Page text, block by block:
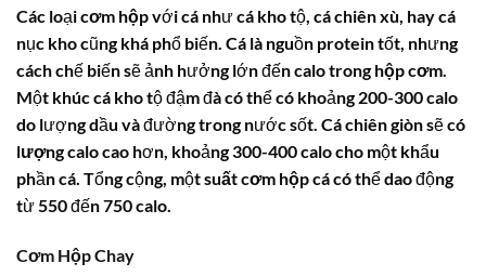
Các loạicơm hộpvới cá như cá kho tộ, cá chiên xù, hay cá
nục kho cũng khá phổ biến. Cá là nguồn protein tốt, nhưng
cách chế biến sẽ ảnh hưởng lớn đếncalo trong hộp cơm.
Một khúc cá kho tộ đậm đà có thể có khoảng 200-300 calo
do lượng dầu và đường trong nước sốt. Cá chiên giòn sẽ có
lượng calocao hơn, khoảng 300-400 calo cho một khẩu
phần cá. Tổng cộng, mộtsuất cơm hộp cácó thể dao động
từ 550 đến 750 calo.
Cơm Hộp Chay